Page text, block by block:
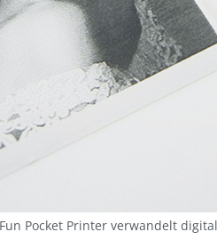
Pocket Printer verwandelt